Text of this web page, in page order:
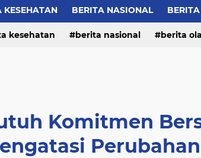
KESEHATAN BERITA NASIONAL
kesehatan berita nasional berita
Komitmen